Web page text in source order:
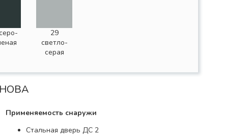
29
светло-
серая
Применяемость снаружи
Стальная дверь ДС 2